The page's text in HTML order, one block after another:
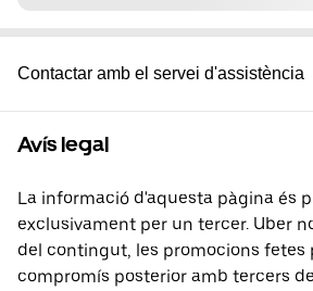
Contactar amb el servei d'assistència
Avís legal
La informació d'aquesta pàgina és
exclusivament per un tercer. Uber
del contingut, les promocions fetes
compromís posterior amb tercers